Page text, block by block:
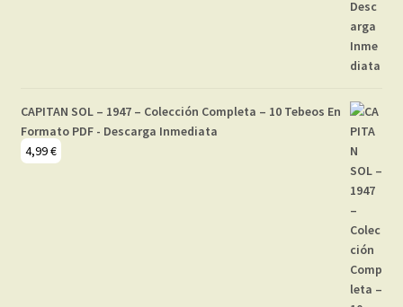
CAPITAN SOL – 1947 – Colección Completa – 10 Tebeos En
Formato PDF - Descarga Inmediata
4,99€